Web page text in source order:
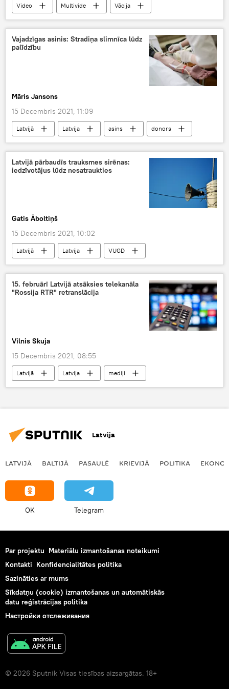
Video Multivide
Vācija
vakcinācijas pretinieki
Vajadzīgas asinis: Stradiņa slimnīca lūdz
palīdzību
Māris Jansons
15 Decembris 2021, 11:09
Latvijā Latvija asins
donors
Paula Stradiņa klīniskās universitātes slimnīca
Latvijā pārbaudīs trauksmes sirēnas:
iedzīvotājus lūdz nesatraukties
Gatis Āboltiņš
15 Decembris 2021, 10:02
Latvijā Latvija VUGD
15. februārī Latvijā atsāksies telekanāla
"Rossija RTR" retranslācija
Vilnis Skuja
15 Decembris 2021, 08:55
Latvijā Latvija
mediji
Eiropas Komisija
televīzijas kanāli
Latvija
LATVIJĀ BALTIJĀ PASAULĒ KRIEVIJĀ POLITIKA
OK Telegram
Par projektu Materiālu izmantošanas noteikumi
Kontakti Konfidencialitātes politika
Sazināties ar mums
Sīkdatņu (cookie) izmantošanas un automātiskās
datu reģistrācijas politika
Настройки отслеживания
© 2026 Sputnik Visas tiesības aizsargātas. 18+